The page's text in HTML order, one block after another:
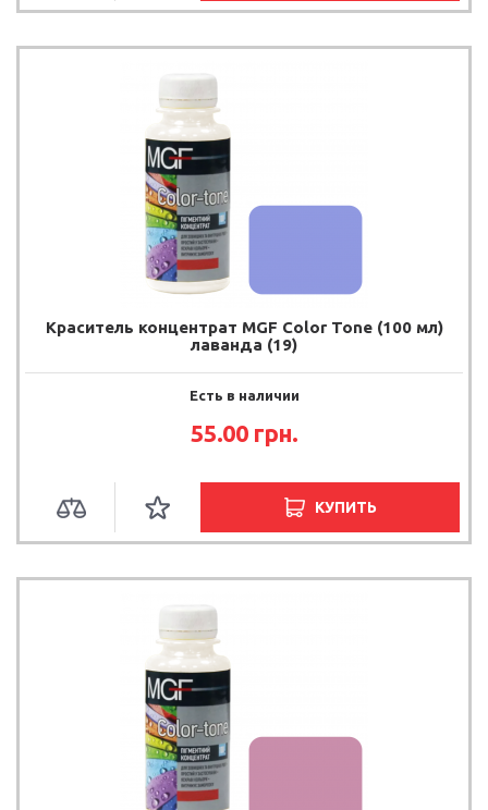
Краситель концентрат MGF Color Tone (100 мл)
лаванда (19)
Есть в наличии
55.00 грн.
КУПИТЬ